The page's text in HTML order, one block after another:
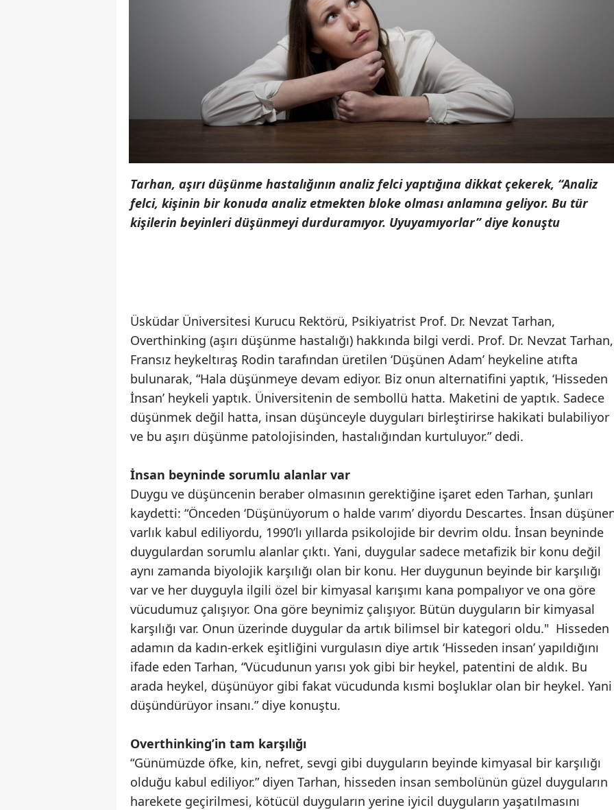
Tarhan, aşırı düşünme hastalığının analiz felci yaptığına dikkat çekerek, “Analiz
felci, kişinin bir konuda analiz etmekten bloke olması anlamına geliyor. Bu tür
kişilerin beyinleri düşünmeyi durduramıyor. Uyuyamıyorlar” diye konuştu
Üsküdar Üniversitesi Kurucu Rektörü, Psikiyatrist Prof. Dr. Nevzat Tarhan,
Overthinking (aşırı düşünme hastalığı) hakkında bilgi verdi. Prof. Dr. Nevzat Tarhan,
Fransız heykeltıraş Rodin tarafından üretilen ‘Düşünen Adam’ heykeline atıfta
bulunarak, “Hala düşünmeye devam ediyor. Biz onun alternatifini yaptık, ‘Hisseden
İnsan’ heykeli yaptık. Üniversitenin de sembollü hatta. Maketini de yaptık. Sadece
düşünmek değil hatta, insan düşünceyle duyguları birleştirirse hakikati bulabiliyor
ve bu aşırı düşünme patolojisinden, hastalığından kurtuluyor.” dedi.
İnsan beyninde sorumlu alanlar var
Duygu ve düşüncenin beraber olmasının gerektiğine işaret eden Tarhan, şunları
kaydetti: “Önceden ‘Düşünüyorum o halde varım’ diyordu Descartes. İnsan
varlık kabul ediliyordu, 1990’lı yıllarda psikolojide bir devrim oldu. İnsan beyninde
duygulardan sorumlu alanlar çıktı. Yani, duygular sadece metafizik bir konu değil
aynı zamanda biyolojik karşılığı olan bir konu. Her duygunun beyinde bir karşılığı
var ve her duyguyla ilgili özel bir kimyasal karışımı kana pompalıyor ve ona göre
vücudumuz çalışıyor. Ona göre beynimiz çalışıyor. Bütün duyguların bir kimyasal
karşılığı var. Onun üzerinde duygular da artık bilimsel bir kategori oldu." Hisseden
adamın da kadın-erkek eşitliğini vurgulasın diye artık ‘Hisseden insan’ yapıldığını
ifade eden Tarhan, “Vücudunun yarısı yok gibi bir heykel, patentini de aldık. Bu
arada heykel, düşünüyor gibi fakat vücudunda kısmi boşluklar olan bir heykel. Yani
düşündürüyor insanı.” diye konuştu.
Overthinking’in tam karşılığı
“Günümüzde öfke, kin, nefret, sevgi gibi duyguların beyinde kimyasal bir karşılığı
olduğu kabul ediliyor.” diyen Tarhan, hisseden insan sembolünün güzel duyguların
harekete geçirilmesi, kötücül duyguların yerine iyicil duyguların yaşatılmasını